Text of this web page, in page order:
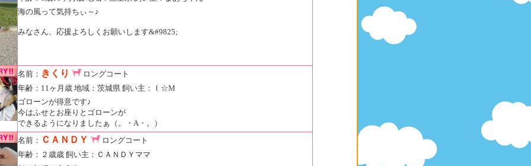
海の風って気持ちぃ～♪
みなさん、応援よろしくお願いします&#9825;
名前： きくり
ロングコート
年齢：11ヶ月歳 地域：茨城県 飼い主：Ｉ☆M
ゴローンが得意です♪
今はふせとお座りとゴローンが
できるようになりましたぁ（。・A・。）
名前： ＣＡＮＤＹ
ロングコート
年齢：２歳歳 飼い主：ＣＡＮＤＹママ